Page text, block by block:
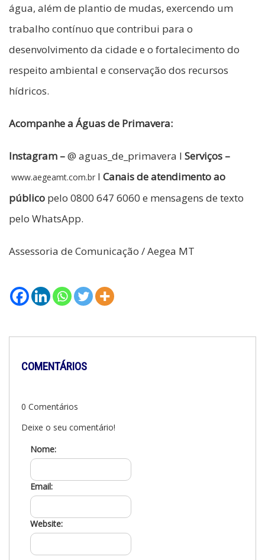
água, além de plantio de mudas, exercendo um
trabalho contínuo que contribui para o
desenvolvimento da cidade e o fortalecimento do
respeito ambiental e conservação dos recursos
hídricos.
Acompanhe a Águas de Primavera:
Instagram –@ aguas_de_primavera I Serviços –
www.aegeamt.com.br I Canais de atendimento ao
público pelo 0800 647 6060 e mensagens de texto
pelo WhatsApp.
Assessoria de Comunicação / Aegea MT
COMENTÁRIOS
0 Comentários
Deixe o seu comentário!
Nome:
Email:
Website: